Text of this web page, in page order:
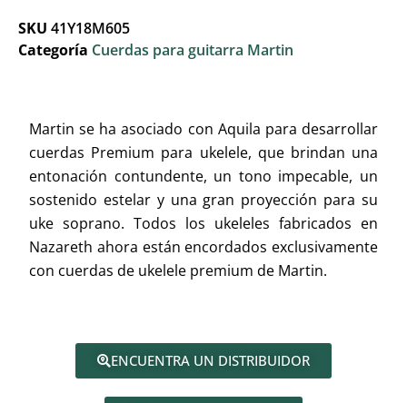
SKU 41Y18M605
Categoría Cuerdas para guitarra Martin
Martin se ha asociado con Aquila para desarrollar
cuerdas Premium para ukelele, que brindan una
entonación contundente, un tono impecable, un
sostenido estelar y una gran proyección para su
uke soprano. Todos los ukeleles fabricados en
Nazareth ahora están encordados exclusivamente
con cuerdas de ukelele premium de Martin.
ENCUENTRA UN DISTRIBUIDOR